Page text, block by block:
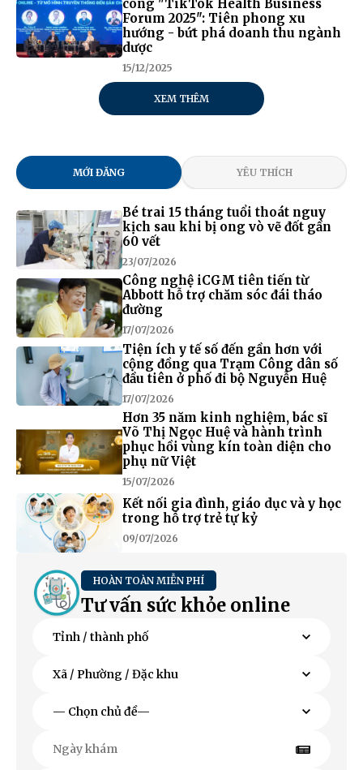
công "TikTok Health Business
Forum 2025": Tiên phong xu
hướng - bứt phá doanh thu ngành
dược
15/12/2025
XEM THÊM
MỚI ĐĂNG YÊU THÍCH
Bé trai 15 tháng tuổi thoát nguy
kịch sau khi bị ong vò vẽ đốt gần
60 vết
23/07/2026
Công nghệ iCGM tiên tiến từ
Abbott hỗ trợ chăm sóc đái tháo
đường
17/07/2026
Tiện ích y tế số đến gần hơn với
cộng đồng qua Trạm Công dân số
đầu tiên ở phố đi bộ Nguyễn Huệ
17/07/2026
Hơn 35 năm kinh nghiệm, bác sĩ
Võ Thị Ngọc Huệ và hành trình
phục hồi vùng kín toàn diện cho
phụ nữ Việt
15/07/2026
Kết nối gia đình, giáo dục và y học
trong hỗ trợ trẻ tự kỷ
09/07/2026
HOÀN TOÀN MIỄN PHÍ
Tư vấn sức khỏe online